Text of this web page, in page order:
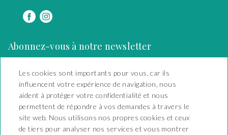
Abonnez-vous à notre newsletter
INSCRIVEZ-VOUS À NOTRE NEWSLETTER
Camping Playa y Fiesta
Les cookies sont importants pour vous, car ils
influencent votre expérience de navigation, nous
aident à protéger votre confidentialité et nous
permettent de répondre à vos demandes à travers le
site web. Nous utilisons nos propres cookies et ceux
de tiers pour analyser nos services et vous montrer